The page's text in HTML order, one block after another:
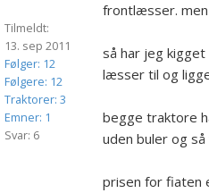
Tilmeldt:
13. sep 2011
Følger: 12
Følgere: 12
Traktorer: 3
Emner: 1
Svar: 6
frontlæsser.
så har jeg
læsser til og
begge traktore
uden buler og så
prisen for fiaten